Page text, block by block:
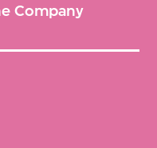
Company